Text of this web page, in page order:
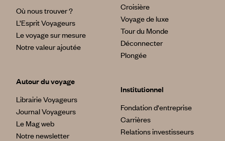
Où nous trouver ?
L’Esprit Voyageurs
Le voyage sur mesure
Notre valeur ajoutée
Autour du voyage
Librairie Voyageurs
Journal Voyageurs
Le Mag web
Notre newsletter
Croisière
Voyage de luxe
Tour du Monde
Déconnecter
Plongée
Institutionnel
Fondation d'entreprise
Carrières
Relations investisseurs